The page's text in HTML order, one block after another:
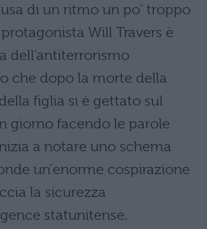
di un ritmo un po' troppo
Will Travers è
dell'antiterrorismo
che dopo la morte della
figlia si è gettato sul
giorno facendo le parole
a notare uno schema
un'enorme cospirazione
la sicurezza
statunitense.